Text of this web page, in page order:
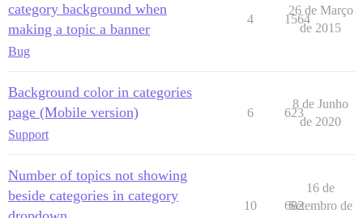
category background when
making a topic a banner
Bug
4 1564
26 de Março
de 2015
Background color in categories
page (Mobile version)
Support
6 623
8 de Junho
de 2020
Number of topics not showing
beside categories in category
10 682
16 de
Setembro de